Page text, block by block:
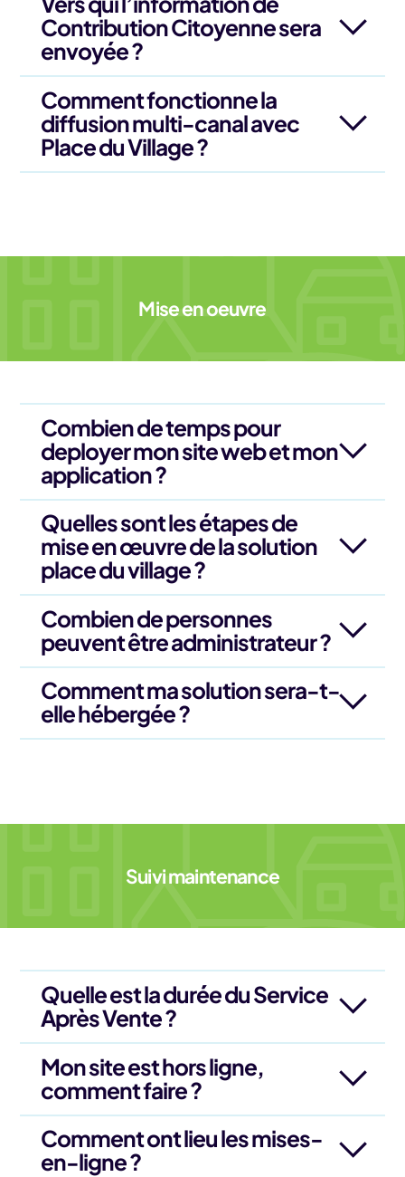
Contribution Citoyenne sera
envoyée ?
Comment fonctionne la
diffusion multi-canal avec
Place du Village ?
Mise en oeuvre
Combien de temps pour
deployer mon site web et mon
application ?
Quelles sont les étapes de
mise en œuvre de la solution
place du village ?
Combien de personnes
peuvent être administrateur ?
Comment ma solution sera-t-
elle hébergée ?
Suivi maintenance
Quelle est la durée du Service
Après Vente ?
Mon site est hors ligne,
comment faire ?
Comment ont lieu les mises-
en-ligne ?